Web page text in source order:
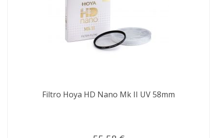
Filtro Hoya HD Nano Mk II UV 58mm